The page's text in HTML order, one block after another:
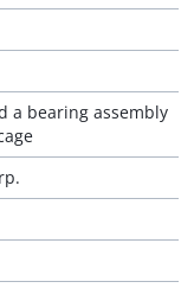
a bearing assembly